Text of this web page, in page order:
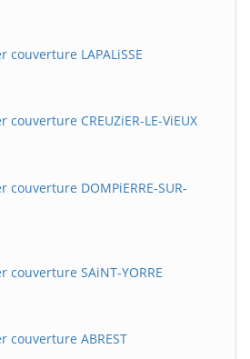
couverture LAPALiSSE
CREUZiER-LE-ViEUX
DOMPiERRE-SUR-
couverture SAiNT-YORRE
couverture ABREST